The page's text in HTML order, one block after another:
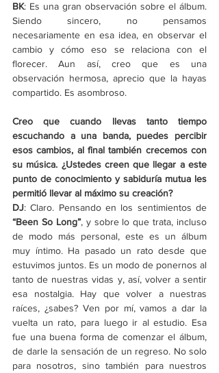
BK: Es una gran observación sobre el álbum.
Siendo sincero, no pensamos
necesariamente en esa idea, en observar el
cambio y cómo eso se relaciona con el
florecer. Aun así, creo que es una
observación hermosa, aprecio que la hayas
compartido. Es asombroso.
Creo que cuando llevas tanto tiempo
escuchando a una banda, puedes percibir
esos cambios, al final también crecemos con
su música. ¿Ustedes creen que llegar a este
punto de conocimiento y sabiduría mutua les
permitió llevar al máximo su creación?
DJ
“Been So Long”, y sobre lo que trata, incluso
de modo más personal, este es un álbum
muy íntimo. Ha pasado un rato desde que
estuvimos juntos. Es un modo de ponernos al
tanto de nuestras vidas y, así, volver a sentir
esa nostalgia. Hay que volver a nuestras
raíces, ¿sabes? Ven por mí, vamos a dar la
vuelta un rato, para luego ir al estudio. Esa
fue una buena forma de comenzar el álbum,
de darle la sensación de un regreso. No solo
para nosotros, sino también para nuestros